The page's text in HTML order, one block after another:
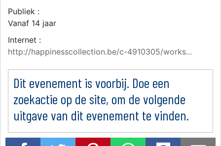
Publiek :
Vanaf 14 jaar
Internet :
http://happinesscollection.be/c-4910305/works...
Dit evenement is voorbij. Doe een
zoekactie op de site, om de volgende
uitgave van dit evenement te vinden.